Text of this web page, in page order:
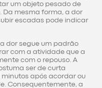
um objeto pesado de
Da mesma forma, a dor
escadas pode indicar
dor segue um padrão
com a atividade que a
com o repouso. A
ser de curta
após acordar ou
Consequentemente, a